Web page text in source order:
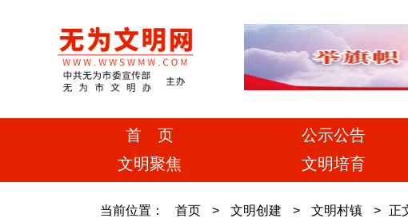
首 页
文明聚焦
公示公告
文明培育
当前位置： 首页 > 文明创建 > 文明村镇 > 正